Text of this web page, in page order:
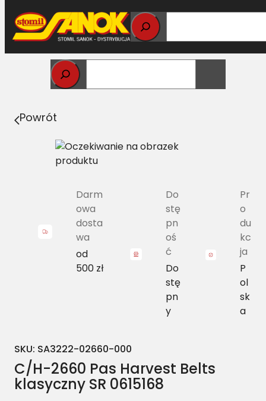
Przejdź
do
treści
Strona główna>
klasyczny SR 0615168
Powrót
Darm
owa
dosta
wa
od
500 zł
Do
stę
pn
oś
ć
Do
stę
pn
y
Pr
o
du
kc
ja
P
ol
sk
a
SKU: SA3222-02660-000
C/H-2660 Pas Harvest Belts
klasyczny SR 0615168